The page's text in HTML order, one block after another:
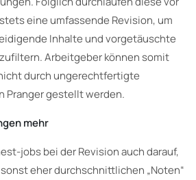
eine umfassende Revision, um
Inhalte und vorgetäuschte
Arbeitgeber können somit
durch ungerechtfertigte
Pranger gestellt werden.
mehr
jobs bei der Revision auch darauf,
eher durchschnittlichen „Noten“